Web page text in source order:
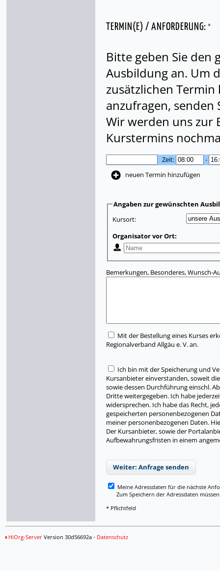
TERMIN(E) / ANFORDERUNG: *
Bitte geben Sie den
Ausbildung an. Um
zusätzlichen
anzufragen, senden
Wir werden uns zur
Kurstermins
Zeit:
-
neuen Termin hinzufügen
Angaben zur gewünschten
Kursort:
Organisator vor Ort:
Bemerkungen, Besonderes, Wunsch-
Mit der Bestellung eines Kurses
Regionalverband Allgäu e. V. an.
Ich bin mit der Speicherung und
Kursanbieter einverstanden, soweit
sowie dessen Durchführung einschl.
Dritte weitergegeben. Ich habe
widersprechen. Ich habe das Recht,
gespeicherten personenbezogenen
meiner personenbezogenen Daten.
Der Kursanbieter, sowie der
Aufbewahrungsfristen in einem
Weiter: Anfrage senden
Meine Adressdaten für die nächste
Zum Speichern der Adressdaten müssen
* Pflichtfeld
HiOrg-ServerVersion 30d56692a - Datenschutz